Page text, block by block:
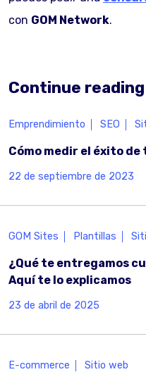
con GOM Network.
Continue reading
Emprendimiento SEO
Cómo medir el éxito
22 de septiembre de 2023
GOM Sites Plantillas
¿Qué te entregamos
Aquí te lo explicamos
23 de abril de 2025
E-commerce Sitio web